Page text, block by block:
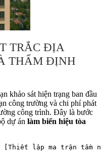
TRẮC ĐỊA
THẨM ĐỊNH
khảo sát hiện trạng ban đầu
công trường và chi phí phát
công trình. Đây là bước
dự án làm biển hiệu tòa